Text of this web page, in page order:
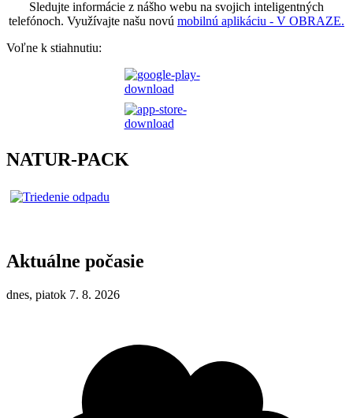
Sledujte informácie z nášho webu na svojich inteligentných
telefónoch. Využívajte našu novú mobilnú aplikáciu - V OBRAZE.
Voľne k stiahnutiu:
NATUR-PACK
Aktuálne počasie
dnes, piatok 7. 8. 2026